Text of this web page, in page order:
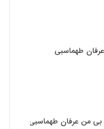
طهماسبی
بی من عرفان طهماسبی